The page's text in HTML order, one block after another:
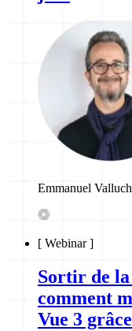
Emmanuel
[ Webinar]
Sortir de
comment
Vue 3